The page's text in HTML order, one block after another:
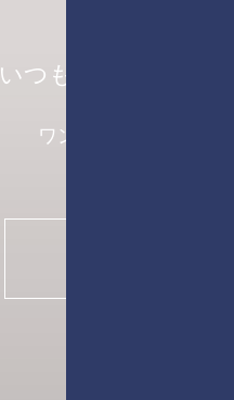
いつもここには発見
ワンランク上のマン